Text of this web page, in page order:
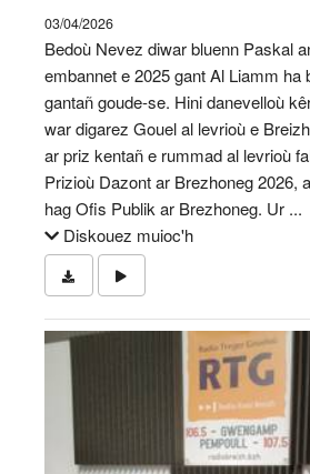
03/04/2026
Bedoù Nevez diwar bluenn Paskal
embannet e 2025 gant Al Liamm ha
gantañ goude-se. Hini danevelloù
war digarez Gouel al levrioù e
ar priz kentañ e rummad al levrioù
Prizioù Dazont ar Brezhoneg 2026,
hag Ofis Publik ar Brezhoneg. Ur ...
Diskouez muioc'h